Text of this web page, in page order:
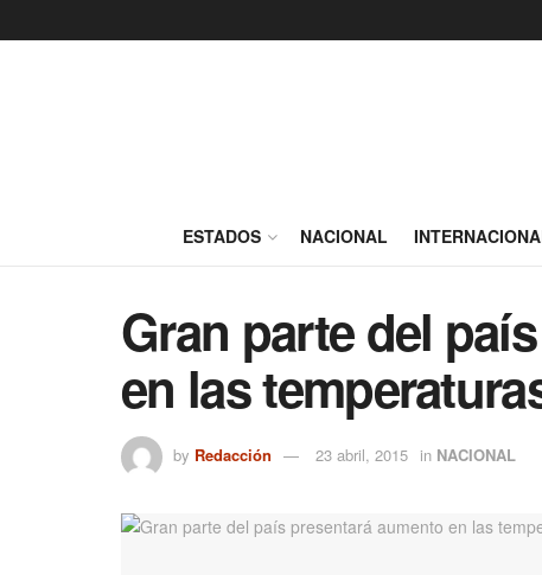
ESTADOS NACIONAL
Gran parte del
en las
by Redacción 23 abril, 2015 in NACIONAL